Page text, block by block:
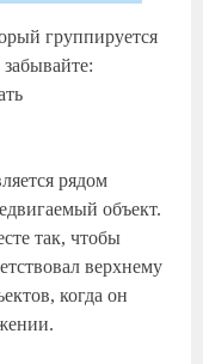
группируется
рядом
объект.
так, чтобы
верхнему
когда он